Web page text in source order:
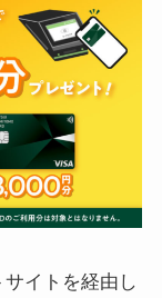
イトを経由し